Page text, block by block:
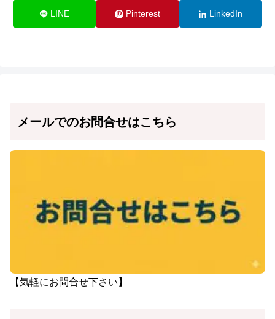
LINE Pinterest LinkedIn
メールでのお問合せはこちら
【気軽にお問合せ下さい】